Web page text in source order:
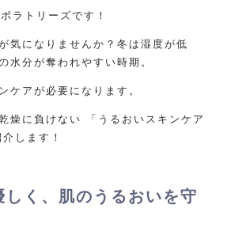
ラトリーズです！
気になりませんか？冬は湿度が低
水分が奪われやすい時期。
ケアが必要になります。
燥に負けない 「うるおいスキンケア
します！
く、肌のうるおいを守